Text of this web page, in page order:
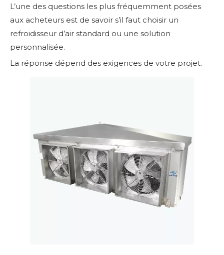
L’une des questions les plus fréquemment posées
aux acheteurs est de savoir s’il faut choisir un
refroidisseur d’air standard ou une solution
personnalisée.
La réponse dépend des exigences de votre projet.